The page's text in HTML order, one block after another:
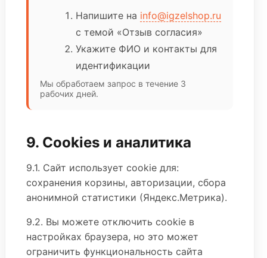
Напишите на info@igzelshop.ru
с темой «Отзыв согласия»
Укажите ФИО и контакты для
идентификации
Мы обработаем запрос в течение 3
рабочих дней.
9. Cookies и аналитика
9.1. Сайт использует cookie для:
сохранения корзины, авторизации, сбора
анонимной статистики (Яндекс.Метрика).
9.2. Вы можете отключить cookie в
настройках браузера, но это может
ограничить функциональность сайта